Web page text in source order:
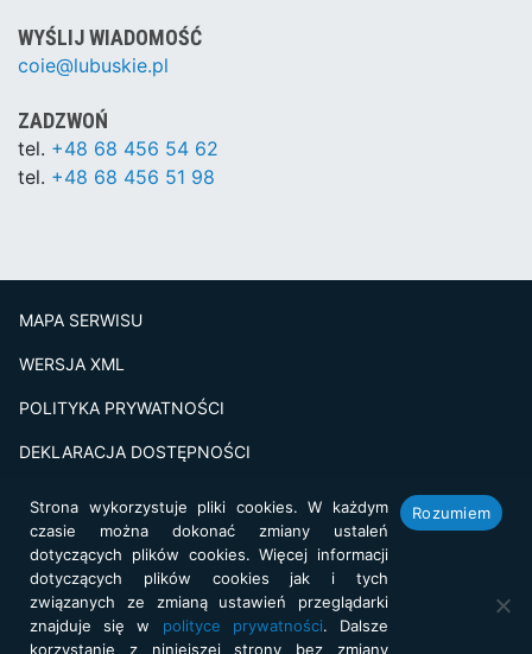
WYŚLIJ WIADOMOŚĆ
coie@lubuskie.pl
ZADZWOŃ
tel. +48 68 456 54 62
tel. +48 68 456 51 98
MAPA SERWISU
WERSJA XML
POLITYKA PRYWATNOŚCI
DEKLARACJA DOSTĘPNOŚCI
Projekt i realizacja: netkoncept.com
Strona wykorzystuje pliki cookies. W każdym
czasie można dokonać zmiany ustaleń
dotyczących plików cookies. Więcej informacji
dotyczących plików cookies jak i tych
związanych ze zmianą ustawień przeglądarki
znajduje się w polityce prywatności. Dalsze
korzystanie z niniejszej strony bez zmiany
Rozumiem